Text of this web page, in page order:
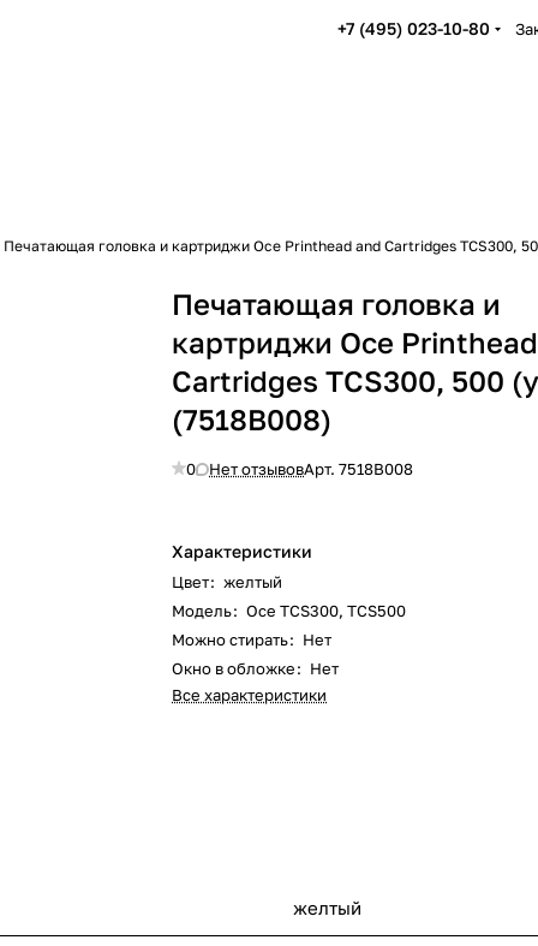
+7 (495) 023-10-80
Печатающая головка и картриджи Oce Printhead and Cartridges TCS300,
Печатающая головка и
картриджи Oce
Cartridges TCS300, 500
(7518B008)
0 Нет отзывовАрт.7518B008
Характеристики
Цвет: желтый
Модель: Oce TCS300, TCS500
Можно стирать: Нет
Окно в обложке: Нет
Все характеристики
желтый